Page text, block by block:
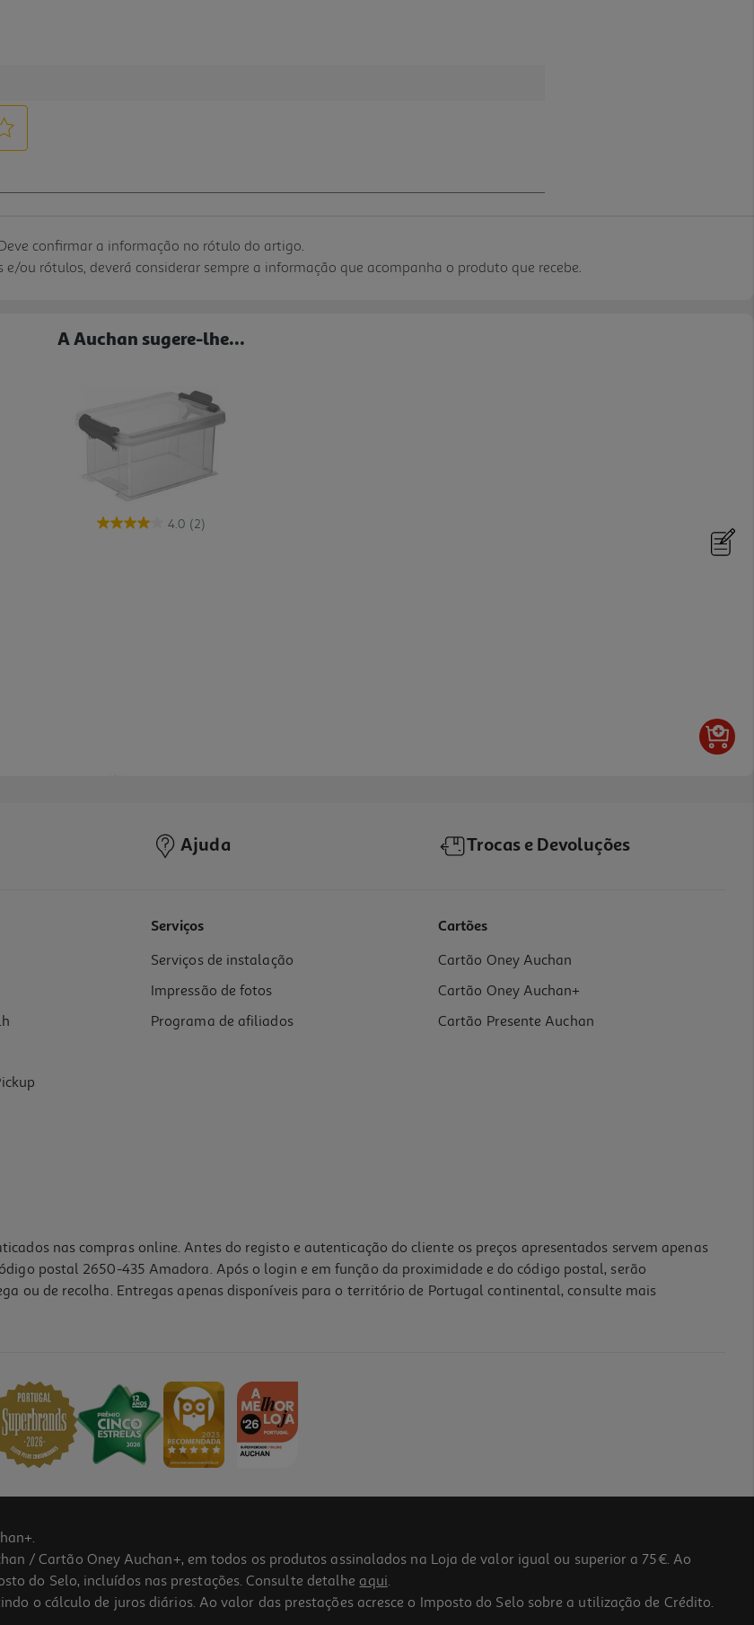
confirmar a informação no rótulo do artigo.
ou rótulos, deverá considerar sempre a informação que acompanha o produto que recebe.
A Auchan sugere-lhe...
4.0 (2)
Ajuda Trocas e Devoluções
Serviços
Serviços de instalação
Impressão de fotos
Programa de afiliados
Cartões
Cartão Oney Auchan
Cartão Oney Auchan+
Cartão Presente Auchan
nas compras online. Antes do registo e autenticação do cliente os preços apresentados servem apenas
postal 2650-435 Amadora. Após o login e em função da proximidade e do código postal, serão
ou de recolha. Entregas apenas disponíveis para o território de Portugal continental, consulte mais
/ Cartão Oney Auchan+, em todos os produtos assinalados na Loja de valor igual ou superior a 75€. Ao
do Selo, incluídos nas prestações. Consulte detalhe aqui.
o cálculo de juros diários. Ao valor das prestações acresce o Imposto do Selo sobre a utilização de Crédito.